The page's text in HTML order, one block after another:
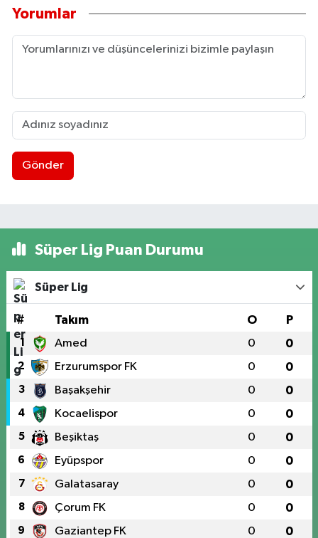
Yorumlar
Gönder
Süper Lig Puan Durumu
Süper Lig
# Takım O P
1 Amed 0 0
2 Erzurumspor FK 0 0
3 Başakşehir 0 0
4 Kocaelispor 0 0
5 Beşiktaş 0 0
6 Eyüpspor 0 0
7 Galatasaray 0 0
8 Çorum FK 0 0
9 Gaziantep FK 0 0